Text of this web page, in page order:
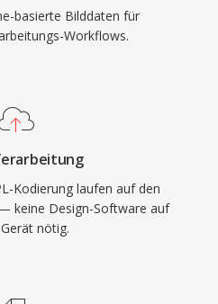
basierte Bilddaten für
Workflows.
Kodierung laufen auf den
keine Design-Software auf
nötig.